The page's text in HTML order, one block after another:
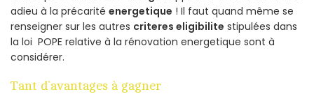
adieu à la précarité energetique ! Il faut quand même se
renseigner sur les autres criteres eligibilite stipulées dans
la loi POPE relative à la rénovation energetique sont à
considérer.
Tant d’avantages à gagner